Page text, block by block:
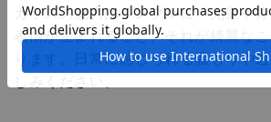
ガラスの魅力はシンプルに「光量や
表情が生まれること、それが綺麗な
ります。日常に感じられる温もりや